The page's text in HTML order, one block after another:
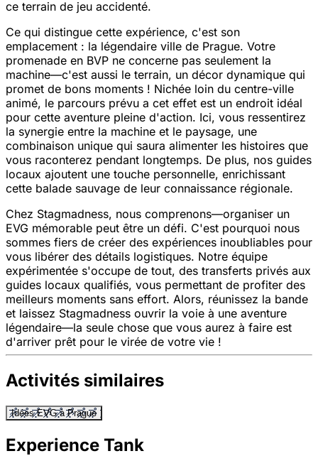
ce terrain de jeu accidenté.
Ce qui distingue cette expérience, c'est son
emplacement : la légendaire ville de Prague. Votre
promenade en BVP ne concerne pas seulement la
machine—c'est aussi le terrain, un décor dynamique qui
promet de bons moments ! Nichée loin du centre-ville
animé, le parcours prévu a cet effet est un endroit idéal
pour cette aventure pleine d'action. Ici, vous ressentirez
la synergie entre la machine et le paysage, une
combinaison unique qui saura alimenter les histoires que
vous raconterez pendant longtemps. De plus, nos guides
locaux ajoutent une touche personnelle, enrichissant
cette balade sauvage de leur connaissance régionale.
Chez Stagmadness, nous comprenons—organiser un
EVG mémorable peut être un défi. C'est pourquoi nous
sommes fiers de créer des expériences inoubliables pour
vous libérer des détails logistiques. Notre équipe
expérimentée s'occupe de tout, des transferts privés aux
guides locaux qualifiés, vous permettant de profiter des
meilleurs moments sans effort. Alors, réunissez la bande
et laissez Stagmadness ouvrir la voie à une aventure
légendaire—la seule chose que vous aurez à faire est
d'arriver prêt pour le virée de votre vie !
Activités similaires
Idées EVG à Prague
Experience Tank